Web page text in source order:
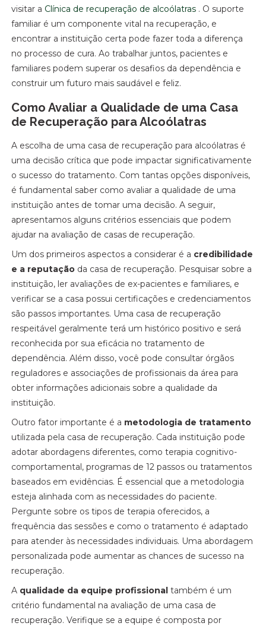
visitar a Clínica de recuperação de alcoólatras . O suporte
familiar é um componente vital na recuperação, e
encontrar a instituição certa pode fazer toda a diferença
no processo de cura. Ao trabalhar juntos, pacientes e
familiares podem superar os desafios da dependência e
construir um futuro mais saudável e feliz.
Como Avaliar a Qualidade de uma Casa
de Recuperação para Alcoólatras
A escolha de uma casa de recuperação para alcoólatras é
uma decisão crítica que pode impactar significativamente
o sucesso do tratamento. Com tantas opções disponíveis,
é fundamental saber como avaliar a qualidade de uma
instituição antes de tomar uma decisão. A seguir,
apresentamos alguns critérios essenciais que podem
ajudar na avaliação de casas de recuperação.
Um dos primeiros aspectos a considerar é a credibilidade
e a reputação da casa de recuperação. Pesquisar sobre a
instituição, ler avaliações de ex-pacientes e familiares, e
verificar se a casa possui certificações e credenciamentos
são passos importantes. Uma casa de recuperação
respeitável geralmente terá um histórico positivo e será
reconhecida por sua eficácia no tratamento de
dependência. Além disso, você pode consultar órgãos
reguladores e associações de profissionais da área para
obter informações adicionais sobre a qualidade da
instituição.
Outro fator importante é a metodologia de tratamento
utilizada pela casa de recuperação. Cada instituição pode
adotar abordagens diferentes, como terapia cognitivo-
comportamental, programas de 12 passos ou tratamentos
baseados em evidências. É essencial que a metodologia
esteja alinhada com as necessidades do paciente.
Pergunte sobre os tipos de terapia oferecidos, a
frequência das sessões e como o tratamento é adaptado
para atender às necessidades individuais. Uma abordagem
personalizada pode aumentar as chances de sucesso na
recuperação.
A qualidade da equipe profissional também é um
critério fundamental na avaliação de uma casa de
recuperação. Verifique se a equipe é composta por